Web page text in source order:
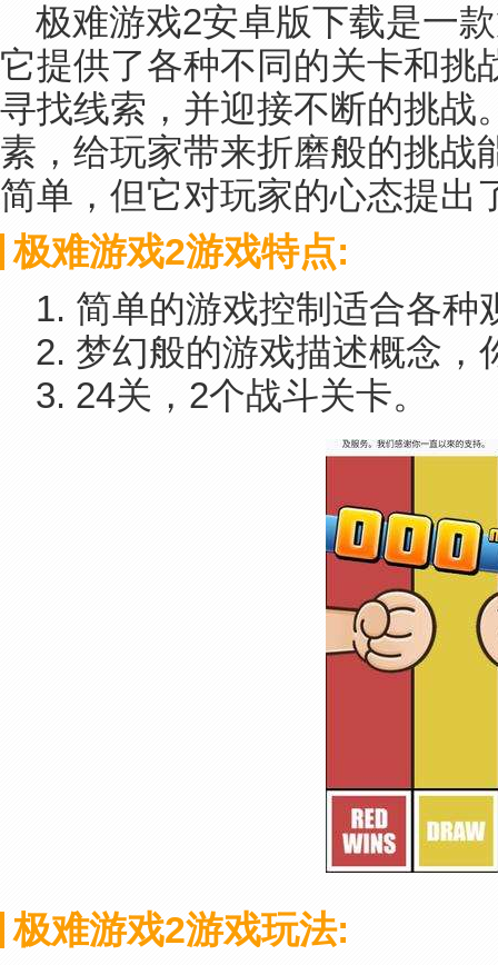
极难游戏2安卓版下载是一
它提供了各种不同的关卡和挑
寻找线索，并迎接不断的挑战
素，给玩家带来折磨般的挑战
简单，但它对玩家的心态提出
极难游戏2游戏特点:
1. 简单的游戏控制适合各种
2. 梦幻般的游戏描述概念，
3. 24关，2个战斗关卡。
极难游戏2游戏玩法: